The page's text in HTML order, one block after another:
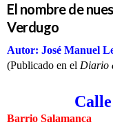
El nombre de
Verdugo
Autor: José Manuel
(Publicado en el Diario
Barrio Salamanca